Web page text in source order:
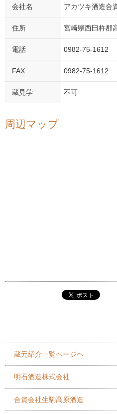
会社名 アカツキ酒造合
住所 宮崎県西臼杵郡
電話 0982-75-1612
FAX 0982-75-1612
蔵見学 不可
周辺マップ
蔵元紹介一覧ページヘ
明石酒造株式会社
合資会社生駒高原酒造